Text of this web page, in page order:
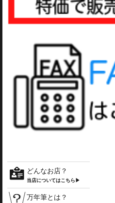
どんなお店？
当店についてはこちら▶
万年筆とは？